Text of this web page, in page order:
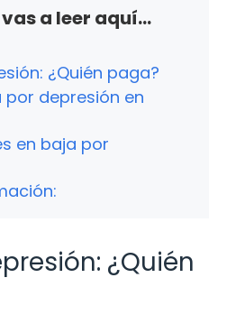
a leer aquí...
¿Quién paga?
por depresión en
en baja por
¿Quién